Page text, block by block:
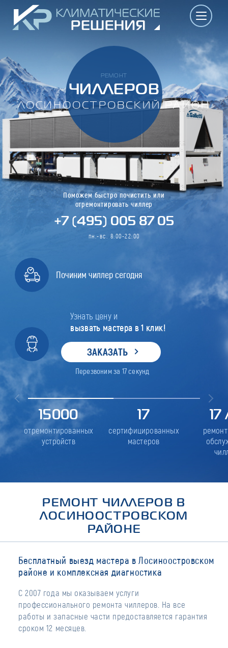
РЕМОНТ
ЧИЛЛЕРОВ
ЛОСИНООСТРОВСКИЙ РАЙОН
Поможем быстро почистить или
отремонтировать чиллер
+7 (495) 005 87 05
пн.-вс. 8:00-22:00
Починим чиллер сегодня
Узнать цену и
вызвать мастера в 1 клик!
ЗАКАЗАТЬ
Перезвоним за 17секунд
15000
отремонтированных
устройств
17
сертифицированных
мастеров
17
РЕМОНТ ЧИЛЛЕРОВ В
ЛОСИНООСТРОВСКОМ
РАЙОНЕ
Бесплатный выезд мастера в Лосиноостровском
районе и комплексная диагностика
С 2007 года мы оказываем услуги
профессионального ремонта чиллеров. На все
работы и запасные части предоставляется гарантия
сроком 12 месяцев.